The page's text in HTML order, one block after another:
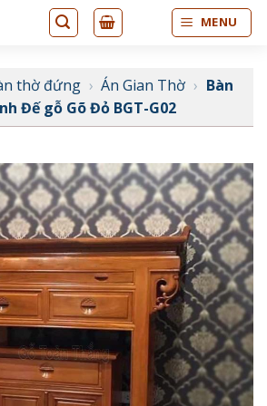
MENU
thờ đứng › Án Gian Thờ › Bàn
Đế gỗ Gõ Đỏ BGT-G02